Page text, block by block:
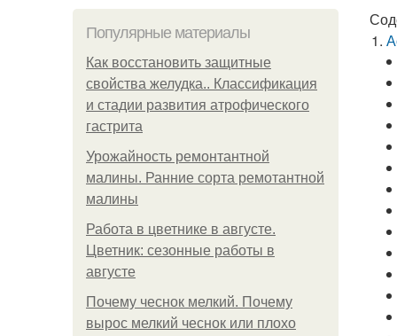
Популярные материалы
Как восстановить защитные
свойства желудка.. Классификация
и стадии развития атрофического
гастрита
Урожайность ремонтантной
малины. Ранние сорта ремотантной
малины
Работа в цветнике в августе.
Цветник: сезонные работы в
августе
Почему чеснок мелкий. Почему
вырос мелкий чеснок или плохо